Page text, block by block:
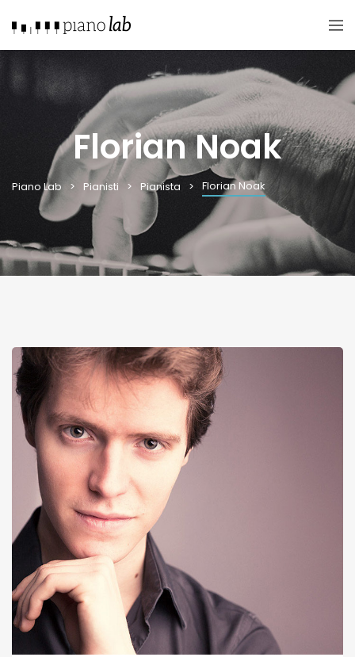
Florian Noak
Piano Lab Pianisti Pianista Florian Noak